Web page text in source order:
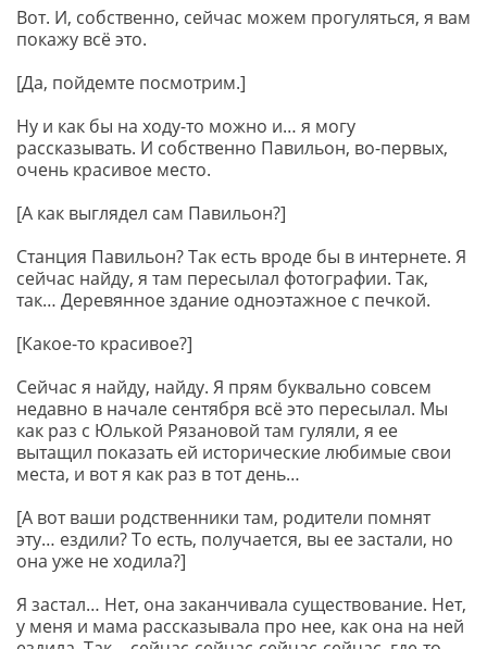
Вот. И, собственно, сейчас можем прогуляться, я вам
покажу всё это.
[Да, пойдемте посмотрим.]
Ну и как бы на ходу-то можно и… я могу
рассказывать. И собственно Павильон, во-первых,
очень красивое место.
[А как выглядел сам Павильон?]
Станция Павильон? Так есть вроде бы в интернете. Я
сейчас найду, я там пересылал фотографии. Так,
так… Деревянное здание одноэтажное с печкой.
[Какое-то красивое?]
Сейчас я найду, найду. Я прям буквально совсем
недавно в начале сентября всё это пересылал. Мы
как раз с Юлькой Рязановой там гуляли, я ее
вытащил показать ей исторические любимые свои
места, и вот я как раз в тот день…
[А вот ваши родственники там, родители помнят
эту… ездили? То есть, получается, вы ее застали, но
она уже не ходила?]
Я застал… Нет, она заканчивала существование. Нет,
у меня и мама рассказывала про нее, как она на ней